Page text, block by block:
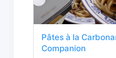
Pâtes à la
Companion